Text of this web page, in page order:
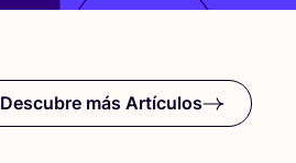
Descubre más Artículos